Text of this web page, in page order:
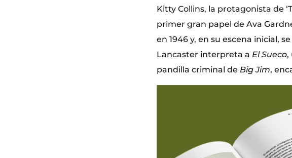
Kitty Collins, la protagonista de
primer gran papel de Ava
en 1946 y, en su escena inicial,
Lancaster interpreta a El Sueco,
pandilla criminal de Big Jim,